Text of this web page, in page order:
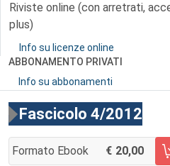
Riviste online (con arretrati,
plus)
Info su licenze online
ABBONAMENTO PRIVATI
Info su abbonamenti
Fascicolo 4/2012
Formato Ebook 20,00
AGGIUNGI AL CARRELLO